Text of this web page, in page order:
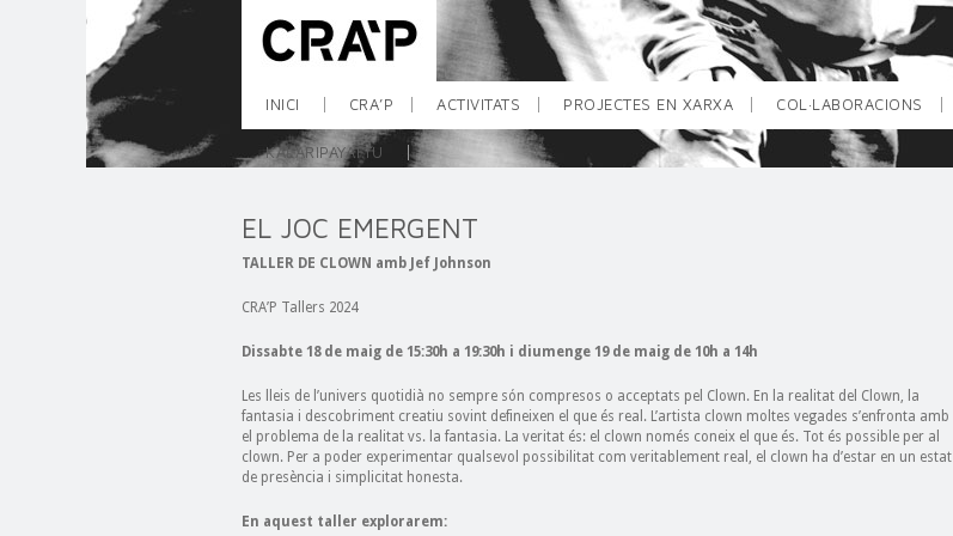
INICI CRA’P ACTIVITATS PROJECTES EN XARXA COL·LABORACIONS
KALARIPAYATTU
EL JOC EMERGENT
TALLER DE CLOWN amb Jef Johnson
CRA’P Tallers 2024
Dissabte 18 de maig de 15:30h a 19:30h i diumenge 19 de maig de 10h a 14h
Les lleis de l’univers quotidià no sempre són compresos o acceptats pel Clown. En la realitat del Clown, la
fantasia i descobriment creatiu sovint defineixen el que és real. L’artista clown moltes vegades s’enfronta amb
el problema de la realitat vs. la fantasia. La veritat és: el clown només coneix el que és. Tot és possible per al
clown. Per a poder experimentar qualsevol possibilitat com veritablement real, el clown ha d’estar en un estat
de presència i simplicitat honesta.
En aquest taller explorarem: